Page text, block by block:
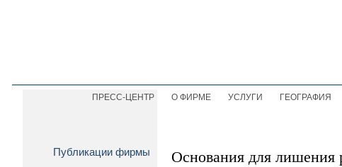
О ФИРМЕ УСЛУГИ ГЕОГРАФИЯ
Основания для лишения
ПРЕСС-ЦЕНТР
Публикации фирмы